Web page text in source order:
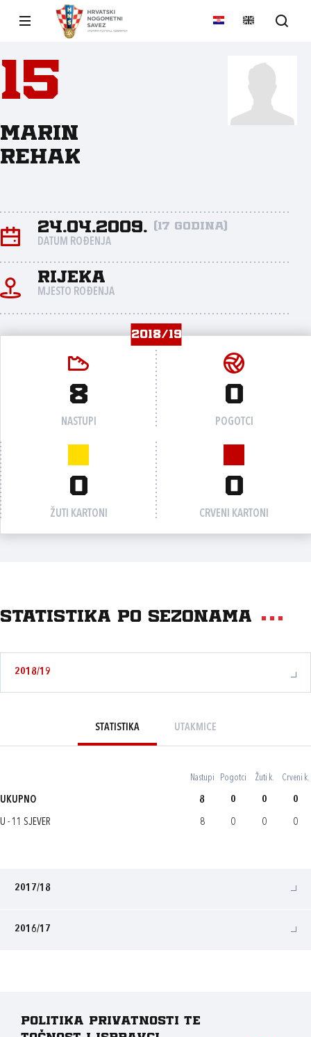
15
Marin
Rehak
24.04.2009. (17 godina)
DATUM ROĐENJA
Rijeka
MJESTO ROĐENJA
2018/19
8
NASTUPI
0
POGOTCI
0
ŽUTI KARTONI
0
CRVENI KARTONI
Statistika po sezonama
2018/19
STATISTIKA UTAKMICE
Nastupi Pogotci Žuti k. Crveni k.
UKUPNO 8 0 0 0
U - 11 SJEVER 8 0 0 0
2017/18
2016/17
Politika privatnosti te